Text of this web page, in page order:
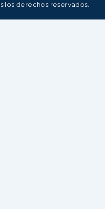
los derechos reservados.